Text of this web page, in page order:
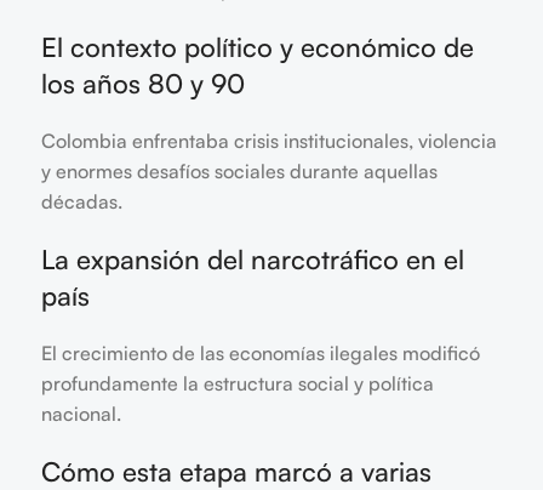
El contexto político y económico de
los años 80 y 90
Colombia enfrentaba crisis institucionales, violencia
y enormes desafíos sociales durante aquellas
décadas.
La expansión del narcotráfico en el
país
El crecimiento de las economías ilegales modificó
profundamente la estructura social y política
nacional.
Cómo esta etapa marcó a varias